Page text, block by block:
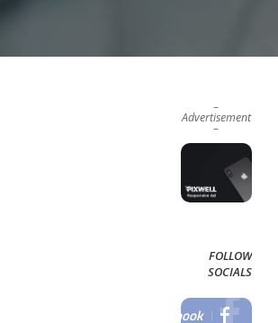
–
Advertisement
–
FOLLOW
SOCIALS
Facebook